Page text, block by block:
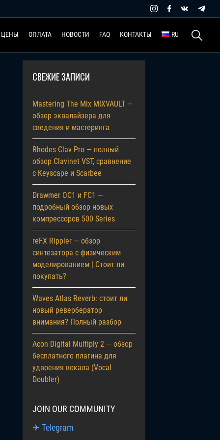
ЦЕНЫ ОПЛАТА НОВОСТИ FAQ КОНТАКТЫ RU Найти:
СВЕЖИЕ ЗАПИСИ
Mastering The Mix MIXVAULT —
обзор эквалайзера для
сведения и мастеринга
Rhodes Clav Pro — полный
обзор Clavinet VST, сравнение
с Keyscape и Scarbee
Drawmer OC1 и FC1 —
подробный обзор новых
компрессоров 500 Series
reFX Rippler — обзор
синтезатора с физическим
моделированием | Стоит ли
покупать?
Waves Atlas Reverb: стоит ли
новый ревербератор
внимания? Полный разбор
Acon Digital Multiply 2 — обзор
бесплатного плагина для
удвоения вокала (Vocal
Doubler)
JOIN OUR COMMUNITY
✈ Telegram